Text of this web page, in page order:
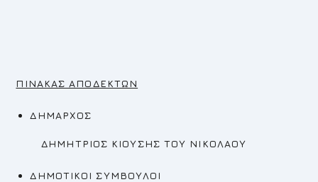
ΠΙΝΑΚΑΣ ΑΠΟΔΕΚΤΩΝ
ΔΗΜΑΡΧΟΣ
ΔΗΜΗΤΡΙΟΣ ΚΙΟΥΣΗΣ ΤΟΥ ΝΙΚΟΛΑΟΥ
ΔΗΜΟΤΙΚΟΙ ΣΥΜΒΟΥΛΟΙ